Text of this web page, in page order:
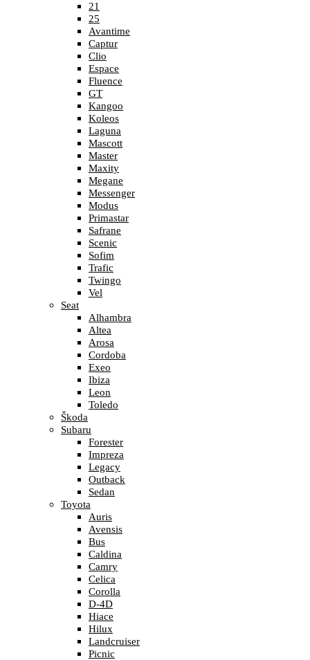
21
25
Avantime
Captur
Clio
Espace
Fluence
GT
Kangoo
Koleos
Laguna
Mascott
Master
Maxity
Megane
Messenger
Modus
Primastar
Safrane
Scenic
Sofim
Trafic
Twingo
Vel
Seat
Alhambra
Altea
Arosa
Cordoba
Exeo
Ibiza
Leon
Toledo
Škoda
Subaru
Forester
Impreza
Legacy
Outback
Sedan
Toyota
Auris
Avensis
Bus
Caldina
Camry
Celica
Corolla
D-4D
Hiace
Hilux
Landcruiser
Picnic